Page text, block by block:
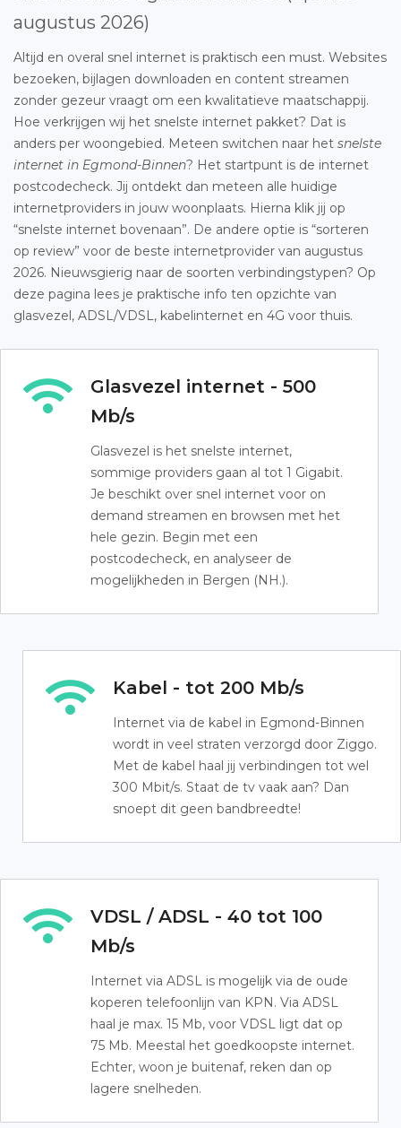
augustus 2026)
Altijd en overal snel internet is praktisch een must. Websites
bezoeken, bijlagen downloaden en content streamen
zonder gezeur vraagt om een kwalitatieve maatschappij.
Hoe verkrijgen wij het snelste internet pakket? Dat is
anders per woongebied. Meteen switchen naar het snelste
internet in Egmond-Binnen? Het startpunt is de internet
postcodecheck. Jij ontdekt dan meteen alle huidige
internetproviders in jouw woonplaats. Hierna klik jij op
“snelste internet bovenaan”. De andere optie is “sorteren
op review” voor de beste internetprovider van augustus
2026. Nieuwsgierig naar de soorten verbindingstypen? Op
deze pagina lees je praktische info ten opzichte van
glasvezel, ADSL/VDSL, kabelinternet en 4G voor thuis.
Glasvezel internet - 500
Mb/s
Glasvezel is het snelste internet,
sommige providers gaan al tot 1 Gigabit.
Je beschikt over snel internet voor on
demand streamen en browsen met het
hele gezin. Begin met een
postcodecheck, en analyseer de
mogelijkheden in Bergen (NH.).
Kabel - tot 200 Mb/s
Internet via de kabel in Egmond-Binnen
wordt in veel straten verzorgd door Ziggo.
Met de kabel haal jij verbindingen tot wel
300 Mbit/s. Staat de tv vaak aan? Dan
snoept dit geen bandbreedte!
VDSL / ADSL - 40 tot 100
Mb/s
Internet via ADSL is mogelijk via de oude
koperen telefoonlijn van KPN. Via ADSL
haal je max. 15 Mb, voor VDSL ligt dat op
75 Mb. Meestal het goedkoopste internet.
Echter, woon je buitenaf, reken dan op
lagere snelheden.